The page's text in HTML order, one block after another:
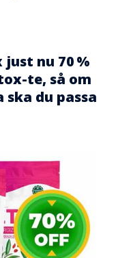
nu 70 %
te, så om
du passa